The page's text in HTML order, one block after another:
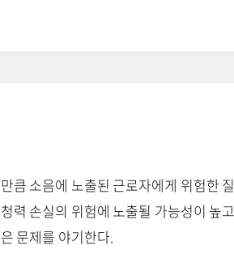
큼 소음에 노출된 근로자에게 위험한
력 손실의 위험에 노출될 가능성이 높
문제를 야기한다.